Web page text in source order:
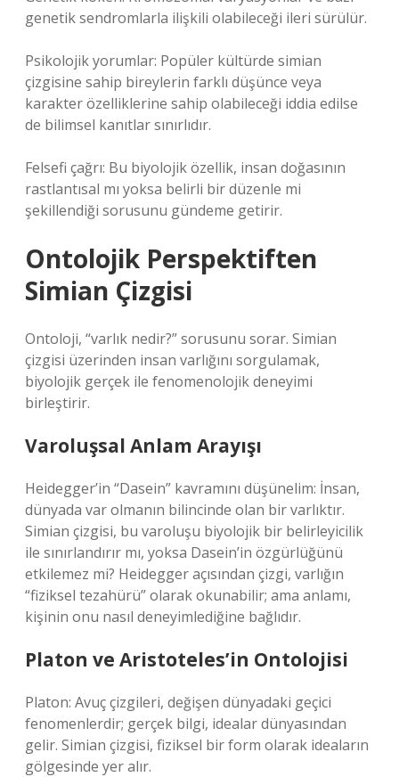
genetik sendromlarla ilişkili olabileceği ileri sürülür.
Psikolojik yorumlar: Popüler kültürde simian
çizgisine sahip bireylerin farklı düşünce veya
karakter özelliklerine sahip olabileceği iddia edilse
de bilimsel kanıtlar sınırlıdır.
Felsefi çağrı: Bu biyolojik özellik, insan doğasının
rastlantısal mı yoksa belirli bir düzenle mi
şekillendiği sorusunu gündeme getirir.
Ontolojik Perspektiften
Simian Çizgisi
Ontoloji, “varlık nedir?” sorusunu sorar. Simian
çizgisi üzerinden insan varlığını sorgulamak,
biyolojik gerçek ile fenomenolojik deneyimi
birleştirir.
Varoluşsal Anlam Arayışı
Heidegger’in “Dasein” kavramını düşünelim: İnsan,
dünyada var olmanın bilincinde olan bir varlıktır.
Simian çizgisi, bu varoluşu biyolojik bir belirleyicilik
ile sınırlandırır mı, yoksa Dasein’in özgürlüğünü
etkilemez mi? Heidegger açısından çizgi, varlığın
“fiziksel tezahürü” olarak okunabilir; ama anlamı,
kişinin onu nasıl deneyimlediğine bağlıdır.
Platon ve Aristoteles’in Ontolojisi
Platon: Avuç çizgileri, değişen dünyadaki geçici
fenomenlerdir; gerçek bilgi, idealar dünyasından
gelir. Simian çizgisi, fiziksel bir form olarak ideaların
gölgesinde yer alır.